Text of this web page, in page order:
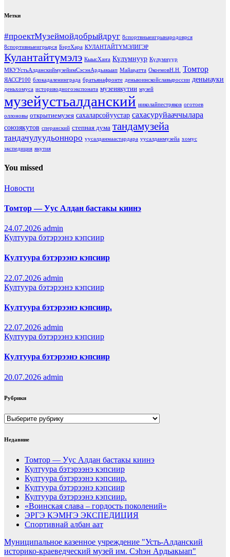
Метки
#проектМузеймойдобрыйдруг 8спортвныеигрынародоврся
8спортивныеигрырся БэртХара КУЛАНТАЙТҮМЭЛИГЭР
Кулантайтүмэлэ КыысХаҥа Күлүмнуур Күлүмнүүр
МКУУстьАлданскиймузейимСэсэнАрдьакыап Майаҕатта ОкоемовН.Н. Томтор
ЯАССР100 блокадаленинграда братьянафронте деньвоинскойславыроссии деньнауки
деньхомуса историяодногоэкспоната музеиякутии музей
музейустьалданский николайпестряков оготоев
оллоновы открытиемузея сахаларсойуустар сахасуруйааччылара
союзякутов сперанский степная дума тандамузейа
тандачулуудьонноро уусалданмаастардара уусалданмузейа хомус
экспедиция якутия
You missed
Новости
Томтор — Уус Алдан бастакы киинэ
24.07.2026 admin
Култуура бэтэрээнэ кэпсиир
Култуура бэтэрээнэ кэпсиир
22.07.2026 admin
Култуура бэтэрээнэ кэпсиир
Култуура бэтэрээнэ кэпсиир.
22.07.2026 admin
Култуура бэтэрээнэ кэпсиир
Култуура бэтэрээнэ кэпсиир
20.07.2026 admin
Рубрики
Рубрики
Недавние
Томтор — Уус Алдан бастакы киинэ
Култуура бэтэрээнэ кэпсиир
Култуура бэтэрээнэ кэпсиир.
Култуура бэтэрээнэ кэпсиир
Култуура бэтэрээнэ кэпсиир.
«Воинская слава – гордость поколений»
ЭРГЭ КЭМҤЭ ЭКСПЕДИЦИЯ
Спортивнай албан аат
Муниципальное казенное учреждение "Усть-Алданский
историко-краеведческий музей им. Сэһэн Ардьакыап"